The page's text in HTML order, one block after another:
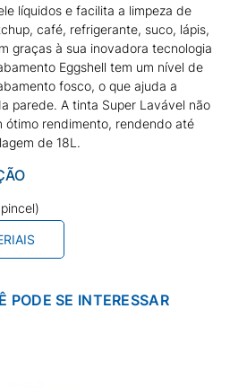
líquidos e facilita a limpeza de
café, refrigerante, suco, lápis,
graças à sua inovadora tecnologia
Eggshell tem um nível de
fosco, o que ajuda a
parede. A tinta Super Lavável não
ótimo rendimento, rendendo até
de 18L.